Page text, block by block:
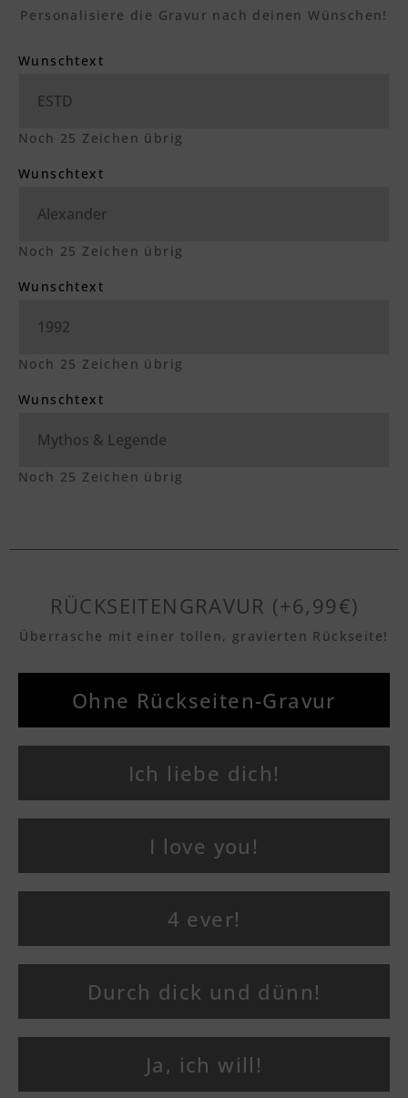
Personalisiere die Gravur nach deinen Wünschen!
Wunschtext
Noch 25 Zeichen übrig
Wunschtext
Noch 25 Zeichen übrig
Wunschtext
Noch 25 Zeichen übrig
Wunschtext
Noch 25 Zeichen übrig
RÜCKSEITENGRAVUR (+6,99€)
Überrasche mit einer tollen, gravierten Rückseite!
Ohne Rückseiten-Gravur
Ich liebe dich!
I love you!
4 ever!
Durch dick und dünn!
Ja, ich will!